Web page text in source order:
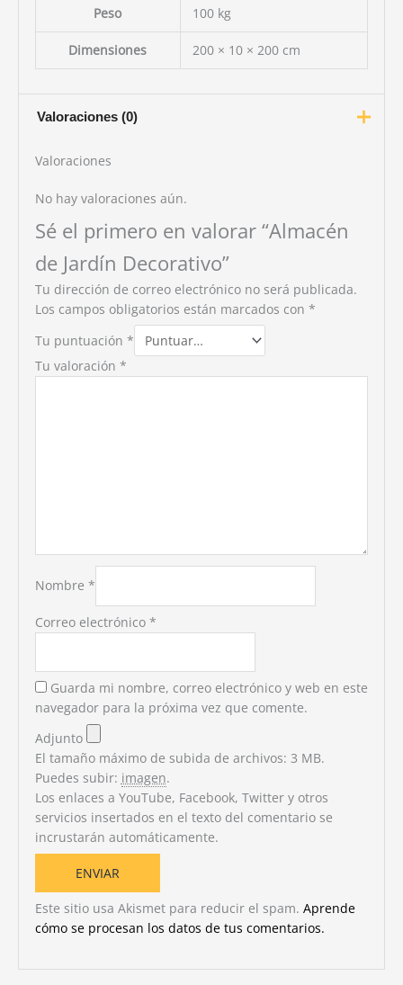
Peso 100 kg
Dimensiones 200 × 10 × 200 cm
Valoraciones (0)
Valoraciones
No hay valoraciones aún.
Sé el primero en valorar “Almacén
de Jardín Decorativo”
Tu dirección de correo electrónico no será publicada.
Los campos obligatorios están marcados con *
Tu puntuación *
Tu valoración *
Nombre *
Correo electrónico *
Guarda mi nombre, correo electrónico y web en este
navegador para la próxima vez que comente.
Adjunto
El tamaño máximo de subida de archivos: 3 MB.
Puedes subir: imagen.
Los enlaces a YouTube, Facebook, Twitter y otros
servicios insertados en el texto del comentario se
incrustarán automáticamente.
Este sitio usa Akismet para reducir el spam. Aprende
cómo se procesan los datos de tus comentarios.